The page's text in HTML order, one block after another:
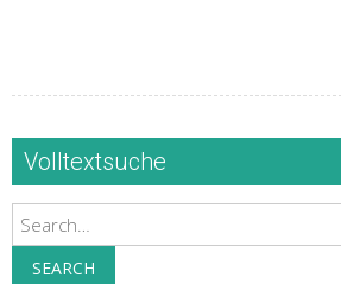
Volltextsuche
Search
SEARCH